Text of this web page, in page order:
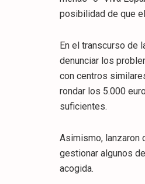
posibilidad de que
En el transcurso de
denunciar los
con centros
rondar los 5.000
suficientes.
Asimismo, lanzaron
gestionar algunos
acogida.